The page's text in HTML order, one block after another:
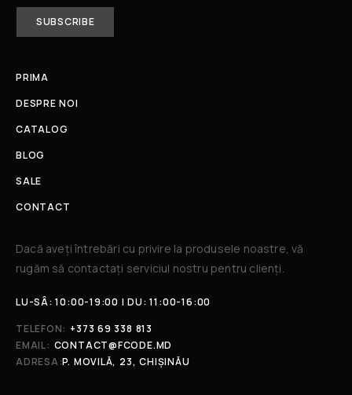
PRIMA
DESPRE NOI
CATALOG
BLOG
SALE
CONTACT
Dacă aveți întrebări cu privire la produsele noastre, vă
rugăm să contactați serviciul nostru pentru clienți.​
LU-SÂ: 10:00-19:00 | DU: 11:00-16:00
TELEFON: +373 69 338 813
EMAIL: CONTACT@FCODE.MD
ADRESA:P. MOVILĂ, 23, CHIȘINĂU